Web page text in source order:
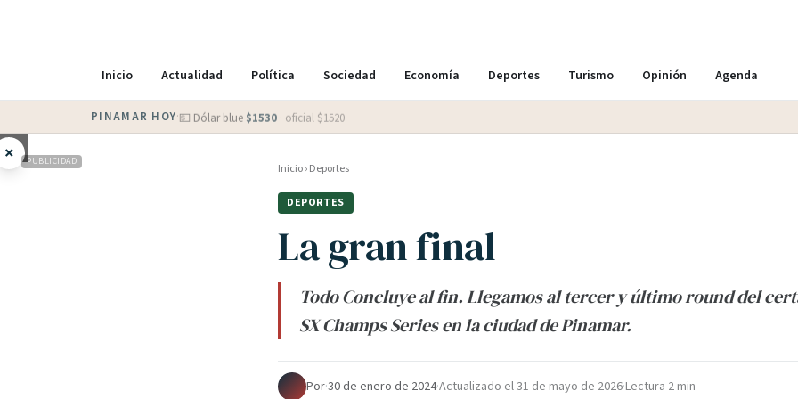
Inicio Actualidad Política Sociedad Economía Deportes Turismo Opinión Agenda
PINAMAR HOY·💵 Dólar blue $1530 · oficial $1520
× PUBLICIDAD Inicio›Deportes
DEPORTES
La gran final
Todo Concluye al fin. Llegamos al tercer y último round del
SX Champs Series en la ciudad de Pinamar.
Por·30 de enero de 2024·Actualizado el31 de mayo de 2026·Lectura 2 min